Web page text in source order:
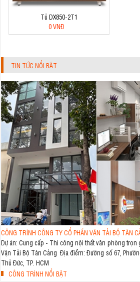
Tủ DX850-2T1
0 VNĐ
TIN TỨC NỔI BẬT
CÔNG TRÌNH CÔNG TY CỔ PHẦN VẬN TẢI BỘ TÂN
Dự án: Cung cấp - Thi công nội thất văn phòng trọn
Vận Tải Bộ Tân Cảng Địa điểm: Đường số 67,
Thủ Đức, TP. HCM
CÔNG TRÌNH NỔI BẬT